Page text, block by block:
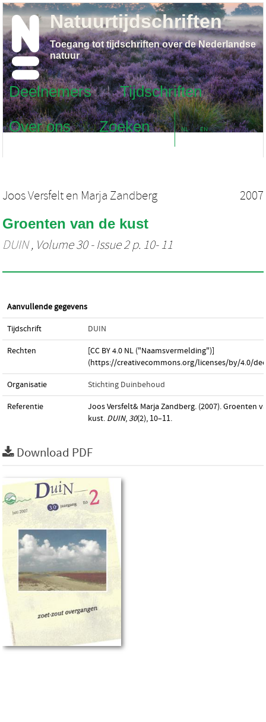
Deelnemers
Tijdschriften
Over ons
Zoeken NL EN
Natuurtijdschriften
Toegang tot tijdschriften over de Nederlandse
natuur
Joos Versfelt en Marja Zandberg 2007
Groenten van de kust
DUIN, Volume 30 - Issue 2 p. 10- 11
Aanvullende gegevens
Tijdschrift DUIN
Rechten
[CC BY 4.0 NL ("Naamsvermelding")]
(https://creativecommons.org/licenses/by/4.0/
Organisatie Stichting Duinbehoud
Referentie
Joos Versfelt& Marja Zandberg. (2007). Groenten
kust. DUIN, 30(2), 10–11.
Download PDF